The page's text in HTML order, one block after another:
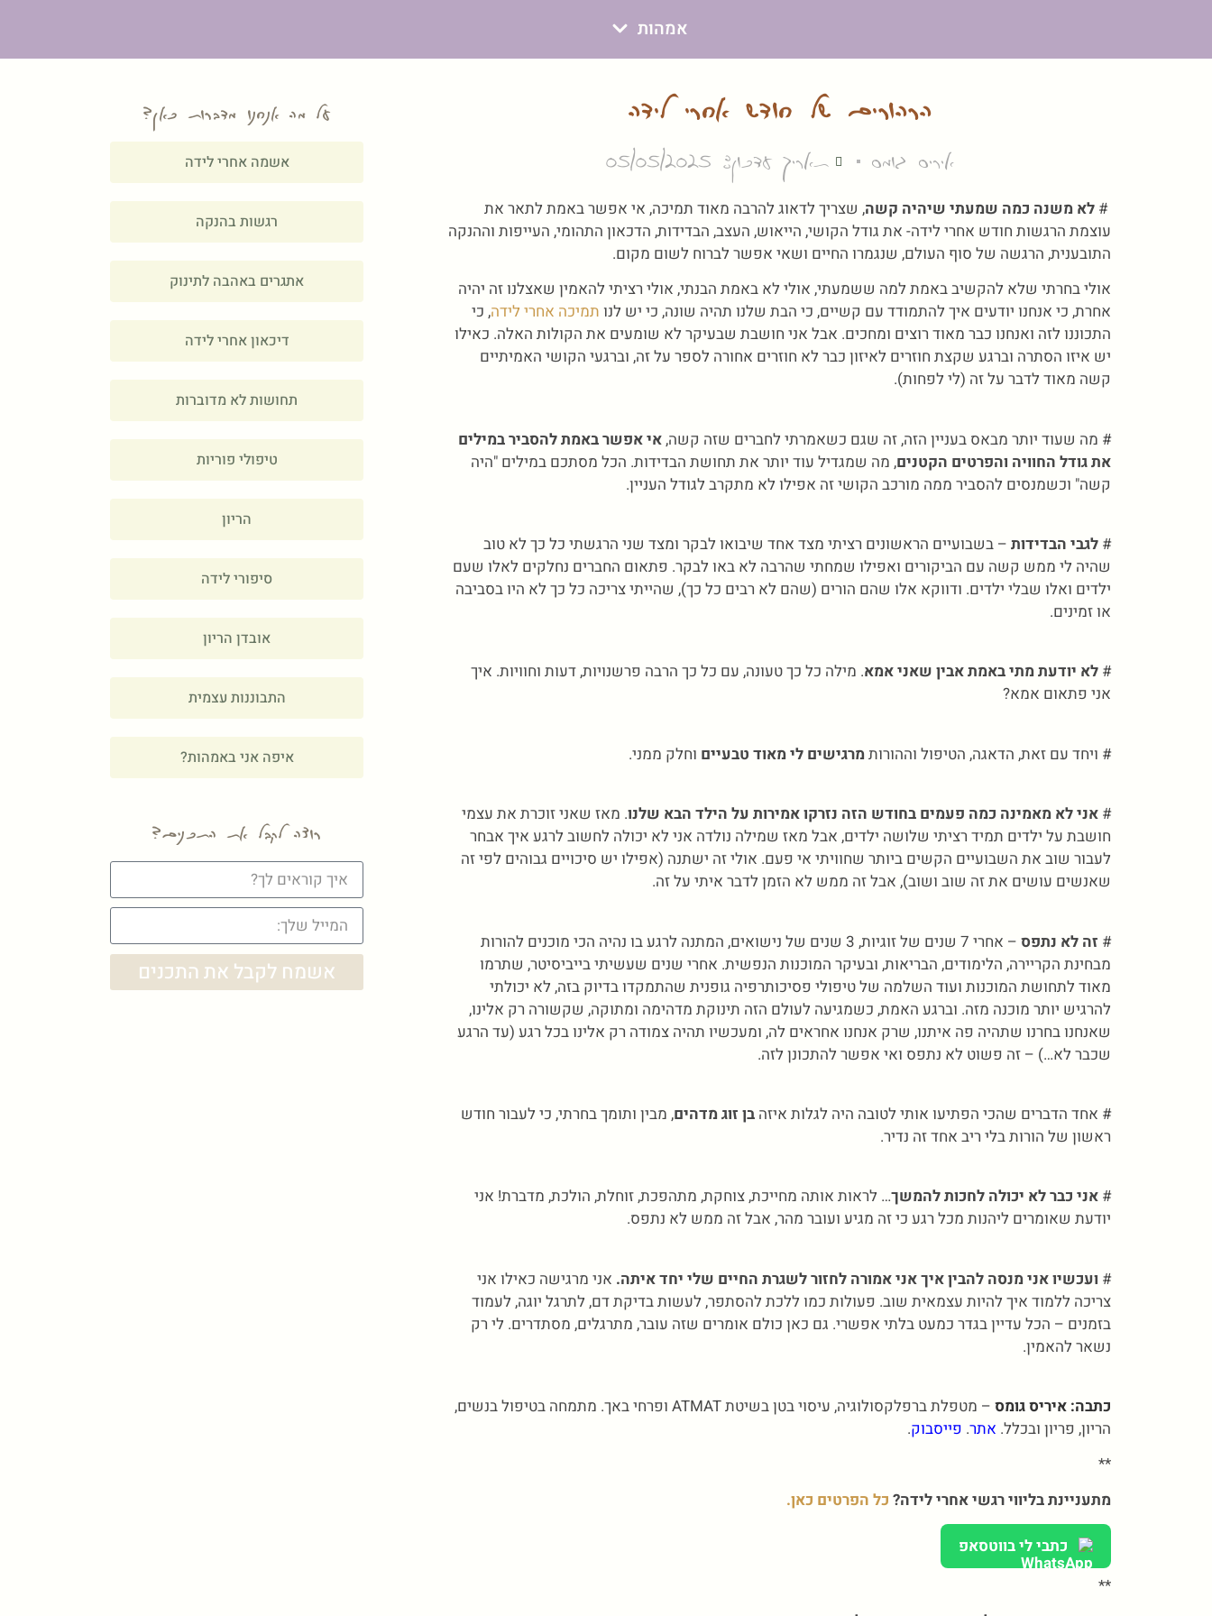
אמהות
הרהורים של חודש אחרי לידה
איריס גומס תאריך עדכון: 05/05/2025
# לא משנה כמה שמעתי שיהיה קשה, שצריך לדאוג להרבה מאוד תמיכה, אי אפשר באמת לתאר את
עוצמת הרגשות חודש אחרי לידה- את גודל הקושי, הייאוש, העצב, הבדידות, הדכאון התהומי, העייפות וההנקה
התובענית, הרגשה של סוף העולם, שנגמרו החיים ושאי אפשר לברוח לשום מקום.
אולי בחרתי שלא להקשיב באמת למה ששמעתי, אולי לא באמת הבנתי, אולי רציתי להאמין שאצלנו זה יהיה
אחרת, כי אנחנו יודעים איך להתמודד עם קשיים, כי הבת שלנו תהיה שונה, כי יש לנו תמיכה אחרי לידה, כי
התכוננו לזה ואנחנו כבר מאוד רוצים ומחכים. אבל אני חושבת שבעיקר לא שומעים את הקולות האלה. כאילו
יש איזו הסתרה וברגע שקצת חוזרים לאיזון כבר לא חוזרים אחורה לספר על זה, וברגעי הקושי האמיתיים
קשה מאוד לדבר על זה (לי לפחות).
# מה שעוד יותר מבאס בעניין הזה, זה שגם כשאמרתי לחברים שזה קשה,אי אפשר באמת להסביר במילים
את גודל החוויה והפרטים הקטנים, מה שמגדיל עוד יותר את תחושת הבדידות. הכל מסתכם במילים "היה
קשה" וכשמנסים להסביר ממה מורכב הקושי זה אפילו לא מתקרב לגודל העניין.
# לגבי הבדידות – בשבועיים הראשונים רציתי מצד אחד שיבואו לבקר ומצד שני הרגשתי כל כך לא טוב
שהיה לי ממש קשה עם הביקורים ואפילו שמחתי שהרבה לא באו לבקר. פתאום החברים נחלקים לאלו שעם
ילדים ואלו שבלי ילדים. ודווקא אלו שהם הורים (שהם לא רבים כל כך), שהייתי צריכה כל כך לא היו בסביבה
או זמינים.
# לא יודעת מתי באמת אבין שאני אמא. מילה כל כך טעונה, עם כל כך הרבה פרשנויות, דעות וחוויות. איך
אני פתאום אמא?
# ויחד עם זאת, הדאגה, הטיפול וההורותמרגישים לי מאוד טבעיים וחלק ממני.
# אני לא מאמינה כמה פעמים בחודש הזה נזרקו אמירות על הילד הבא שלנו. מאז שאני זוכרת את עצמי
חושבת על ילדים תמיד רציתי שלושה ילדים, אבל מאז שמילה נולדה אני לא יכולה לחשוב לרגע איך אבחר
לעבור שוב את השבועיים הקשים ביותר שחוויתי אי פעם. אולי זה ישתנה (אפילו יש סיכויים גבוהים לפי זה
שאנשים עושים את זה שוב ושוב), אבל זה ממש לא הזמן לדבר איתי על זה.
# זה לא נתפס
– אחרי 7 שנים של זוגיות, 3 שנים של נישואים, המתנה לרגע בו נהיה הכי מוכנים להורות
מבחינת הקריירה, הלימודים, הבריאות, ובעיקר המוכנות הנפשית. אחרי שנים שעשיתי בייביסיטר, שתרמו
מאוד לתחושת המוכנות ועוד השלמה של טיפולי פסיכותרפיה גופנית שהתמקדו בדיוק בזה, לא יכולתי
להרגיש יותר מוכנה מזה. וברגע האמת, כשמגיעה לעולם הזה תינוקת מדהימה ומתוקה, שקשורה רק אלינו,
שאנחנו בחרנו שתהיה פה איתנו, שרק אנחנו אחראים לה, ומעכשיו תהיה צמודה רק אלינו בכל רגע (עד הרגע
שכבר לא…) – זה פשוט לא נתפס ואי אפשר להתכונן לזה.
# אחד הדברים שהכי הפתיעו אותי לטובה היה לגלות איזה בן זוג מדהים, מבין ותומך בחרתי, כי לעבור חודש
ראשון של הורות בלי ריב אחד זה נדיר.
# אני כבר לא יכולה לחכות להמשך… לראות אותה מחייכת, צוחקת, מתהפכת, זוחלת, הולכת, מדברת! אני
יודעת שאומרים ליהנות מכל רגע כי זה מגיע ועובר מהר, אבל זה ממש לא נתפס.
# ועכשיו אני מנסה להבין איך אני אמורה לחזור לשגרת החיים שלי יחד איתה. אני מרגישה כאילו אני
צריכה ללמוד איך להיות עצמאית שוב. פעולות כמו ללכת להסתפר, לעשות בדיקת דם, לתרגל יוגה, לעמוד
בזמנים – הכל עדיין בגדר כמעט בלתי אפשרי. גם כאן כולם אומרים שזה עובר, מתרגלים, מסתדרים. לי רק
נשאר להאמין.
כתבה: איריס גומס
– מטפלת ברפלקסולוגיה, עיסוי בטן בשיטת ATMAT ופרחי באך. מתמחה בטיפול בנשים,
הריון, פריון ובכלל. אתר. פייסבוק.
**
מתעניינת בליווי רגשי אחרי לידה? כל הפרטים כאן.
כתבי לי בווטסאפ
**
על מה אנחנו מדברות כאן?
אשמה אחרי לידה
רגשות בהנקה
אתגרים באהבה לתינוק
דיכאון אחרי לידה
תחושות לא מדוברות
טיפולי פוריות
הריון
סיפורי לידה
אובדן הריון
התבוננות עצמית
איפה אני באמהות?
רוצה לקבל את התכנים?
אשמח לקבל את התכנים